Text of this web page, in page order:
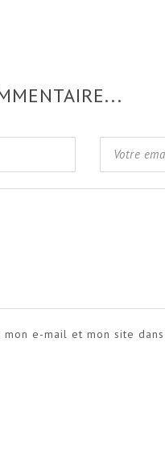
mon e-mail et mon site